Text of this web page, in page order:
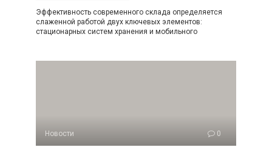
Эффективность современного склада определяется
слаженной работой двух ключевых элементов:
стационарных систем хранения и мобильного
Новости 0